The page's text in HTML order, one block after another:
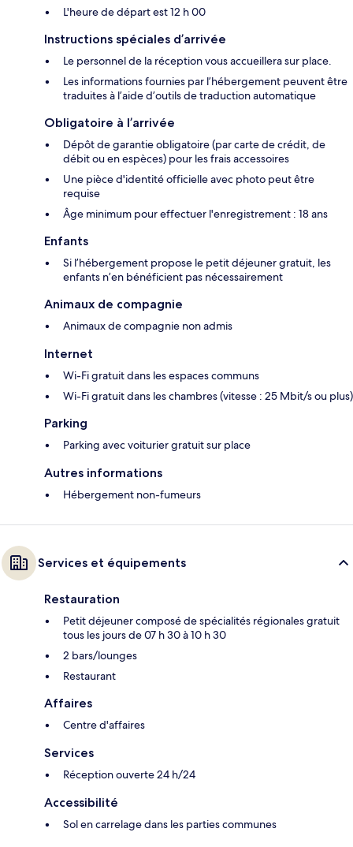
L'heure de départ est 12 h 00
Instructions spéciales d’arrivée
Le personnel de la réception vous accueillera sur place.
Les informations fournies par l’hébergement peuvent être
traduites à l’aide d’outils de traduction automatique
Obligatoire à l’arrivée
Dépôt de garantie obligatoire (par carte de crédit, de
débit ou en espèces) pour les frais accessoires
Une pièce d'identité officielle avec photo peut être
requise
Âge minimum pour effectuer l'enregistrement : 18 ans
Enfants
Si l’hébergement propose le petit déjeuner gratuit, les
enfants n’en bénéficient pas nécessairement
Animaux de compagnie
Animaux de compagnie non admis
Internet
Wi-Fi gratuit dans les espaces communs
Wi-Fi gratuit dans les chambres (vitesse : 25 Mbit/s ou plus)
Parking
Parking avec voiturier gratuit sur place
Autres informations
Hébergement non-fumeurs
Services et équipements
Restauration
Petit déjeuner composé de spécialités régionales gratuit
tous les jours de 07 h 30 à 10 h 30
2 bars/lounges
Restaurant
Affaires
Centre d'affaires
Services
Réception ouverte 24 h/24
Accessibilité
Sol en carrelage dans les parties communes